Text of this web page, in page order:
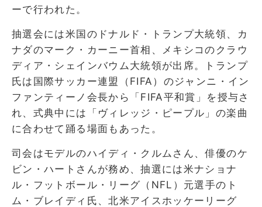
ーで行われた。
抽選会には米国のドナルド・トランプ大統領、カ
ナダのマーク・カーニー首相、メキシコのクラウ
ディア・シェインバウム大統領が出席。トランプ
氏は国際サッカー連盟（FIFA）のジャンニ・イン
ファンティーノ会長から「FIFA平和賞」を授与さ
れ、式典中には「ヴィレッジ・ピープル」の楽曲
に合わせて踊る場面もあった。
司会はモデルのハイディ・クルムさん、俳優のケ
ビン・ハートさんが務め、抽選には米ナショナ
ル・フットボール・リーグ（NFL）元選手のト
ム・ブレイディ氏、北米アイスホッケーリーグ